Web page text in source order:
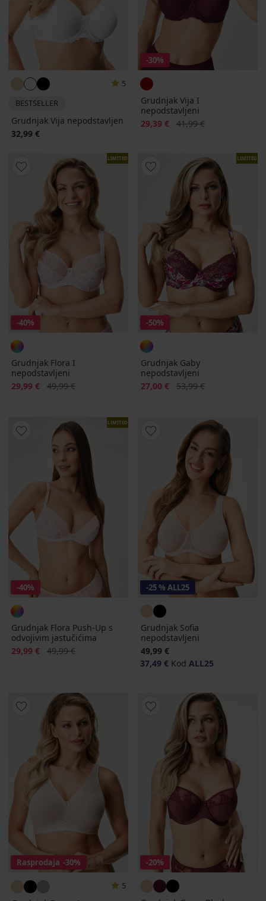
5
BESTSELLER
Grudnjak Vija nepodstavljen
32,99 €
-30%
Grudnjak Vija I
nepodstavljeni
Popust
29,39 € Prvobitna cijena
41,99 €
LIMITED
-40%
Grudnjak Flora I
nepodstavljeni
Popust
29,99 € Prvobitna cijena
49,99 €
LIMITED
-50%
Grudnjak Gaby
nepodstavljeni
Popust
27,00 € Prvobitna cijena
53,99 €
LIMITED
-40%
Grudnjak Flora Push-Up s
odvojivim jastučićima
Popust
29,99 € Prvobitna cijena
49,99 €
-25 % ALL25
Grudnjak Sofia
nepodstavljeni
49,99 €
37,49 € Kod ALL25
Rasprodaja -30%
5
-20%